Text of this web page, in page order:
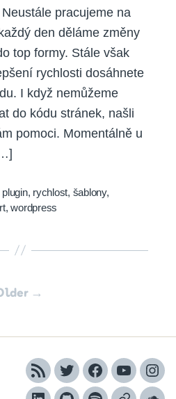
pracujeme na
den děláme změny
top formy. Stále však
rychlosti dosáhnete
I když nemůžeme
do kódu stránek, našli
pomoci. Momentálně u
plugin, rychlost, šablony,
,wordpress
→
RSS TwitterFacebook
YouTube